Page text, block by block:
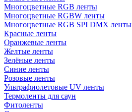
Многоцветные RGB ленты
Многоцветные RGBW ленты
Многоцветные RGB SPI DMX ленты
Красные ленты
Оранжевые ленты
Желтые ленты
Зелёные ленты
Синие ленты
Розовые ленты
Ультрафиолетовые UV ленты
Термоленты для саун
Фитоленты